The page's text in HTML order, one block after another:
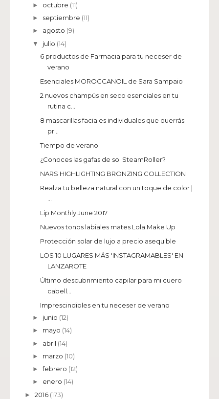
► octubre (11)
► septiembre (11)
► agosto (9)
▼ julio (14)
6 productos de Farmacia para tu neceser de
verano
Esenciales MOROCCANOIL de Sara Sampaio
2 nuevos champús en seco esenciales en tu
rutina c...
8 mascarillas faciales individuales que querrás
pr...
Tiempo de verano
¿Conoces las gafas de sol SteamRoller?
NARS HIGHLIGHTING BRONZING COLLECTION
Realza tu belleza natural con un toque de color |
Lip Monthly June 2017
Nuevos tonos labiales mates Lola Make Up
Protección solar de lujo a precio asequible
LOS 10 LUGARES MÁS 'INSTAGRAMABLES' EN
LANZAROTE
Último descubrimiento capilar para mi cuero
cabell...
Imprescindibles en tu neceser de verano
► junio (12)
► mayo (14)
► abril (14)
► marzo (10)
►febrero (12)
► enero (14)
► 2016 (173)